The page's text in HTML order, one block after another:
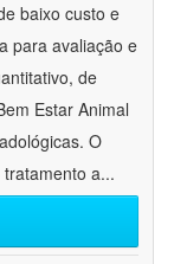
baixo custo e
para avaliação e
de
Estar Animal
O
a...